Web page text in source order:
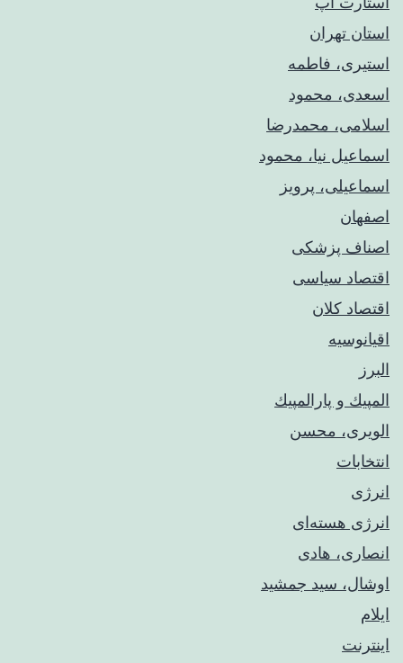
استان تهران
استیری، فاطمه
اسعدی، محمود
اسلامی، محمدرضا
اسماعیل نیا، محمود
اسماعیلی، پرویز
اصفهان
اصناف پزشکی
اقتصاد سیاسی
اقتصاد کلان
اقیانوسیه
البرز
المپيك و پارالمپيك
الویری، محسن
انتخابات
انرژی
انرژی هسته‌ای
انصاری، هادی
اوشال، سید جمشید
ایلام
اینترنت